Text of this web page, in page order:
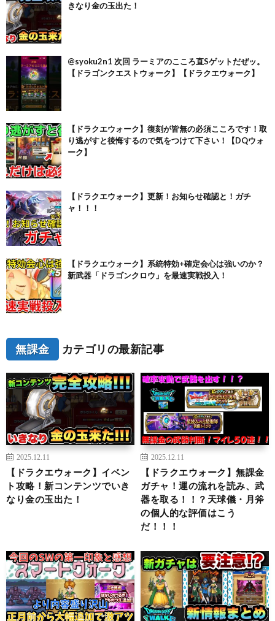
きなり金の玉出た！
@syoku2n1 次回 ラーミアのこころ直Sゲットだぜッ。
【ドラゴンクエストウォーク】【ドラクエウォーク】
【ドラクエウォーク】復刻が皆無の必須こころです！取
り逃がすと後悔するので気をつけて下さい！【DQウォ
ーク】
【ドラクエウォーク】更新！お知らせ確認と！ガチ
ャ！！！
【ドラクエウォーク】系統特効+確定会心は強いのか？
新武器「ドラゴンクロウ」を最速実戦投入！
無課金 カテゴリの最新記事
2025.12.11
【ドラクエウォーク】イベン
ト攻略！新コンテンツでいき
なり金の玉出た！
2025.12.11
【ドラクエウォーク】無課金
ガチャ！運の流れを読み、武
器を取る！！？天球儀・月斧
の個人的な評価はこう
だ！！！